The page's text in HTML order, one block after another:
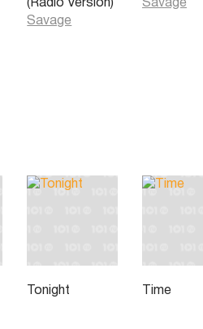
(Radio Version)
Savage
Savage
Tonight Time